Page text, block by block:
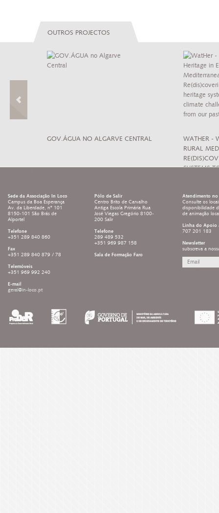
OUTROS PROJECTOS
GOV.ÁGUA NO ALGARVE CENTRAL
WATHER -
RURAL
SYSTEMS
Sede da Associação In Loco
Campus da Boa Esperança
Av. da Liberdade, nº 101
8150-101 São Brás de
Alportel
Telefone
+351 289 840 860
Fax
+351 289 840 879 / 78
Telemóveis
+351 969 992 240
E-mail
geral@in-loco.pt
Pólo de Salir
Centro Brito de Carvalho
Antiga Escola Primária Rua
José Viegas Gregório 8100-
200 Salir
Telefone
289 489 532
+351 969 987 158
Sala de Formação Faro
Atendimento no
Consulte os
disponibilidade
de animação
Linha do Apoio
707 201 183
Newsletter
subscreva a